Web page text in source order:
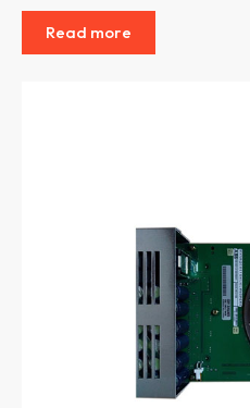
Read more